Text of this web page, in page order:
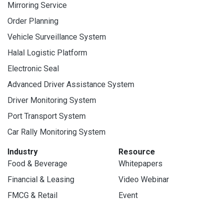
Mirroring Service
Order Planning
Vehicle Surveillance System
Halal Logistic Platform
Electronic Seal
Advanced Driver Assistance System
Driver Monitoring System
Port Transport System
Car Rally Monitoring System
Industry
Food & Beverage
Financial & Leasing
FMCG & Retail
Resource
Whitepapers
Video Webinar
Event